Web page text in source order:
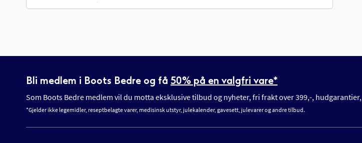
Bli medlem i Boots Bedre og få 50% på en valgfri vare*
Som Boots Bedre medlem vil du motta eksklusive tilbud og nyheter, fri frakt over 399,-,
*Gjelder ikke legemidler, reseptbelagte varer, medisinsk utstyr, julekalender, gavesett, julevarer og andre tilbud.